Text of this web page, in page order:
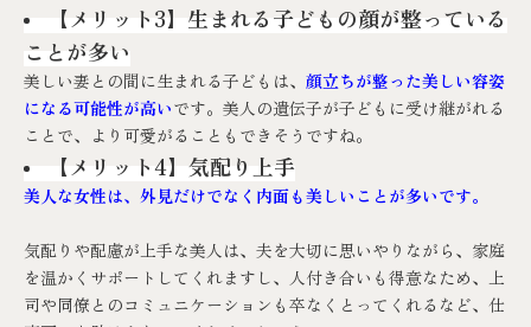
【メリット3】生まれる子どもの顔が整っている
ことが多い
美しい妻との間に生まれる子どもは、 顔立ちが整った美しい容姿
になる可能性が高いです。美人の遺伝子が子どもに受け継がれる
ことで、より可愛がることもできそうですね。
【メリット4】気配り上手
美人な女性は、外見だけでなく内面も美しいことが多いです。
気配りや配慮が上手な美人は、夫を大切に思いやりながら、家庭
を温かくサポートしてくれますし、人付き合いも得意なため、上
司や同僚とのコミュニケーションも卒なくとってくれるなど、仕